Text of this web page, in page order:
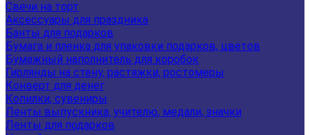
Свечи на торт
Аксессуары для праздника
Банты для подарков
Бумага и пленка для упаковки подарков, цветов
Бумажный наполнитель для коробок
Гирлянды на стену, растяжки, ростомеры
Конверт для денег
Копилки, сувениры
Ленты выпускника, учителю, медали, значки
Ленты для подарков